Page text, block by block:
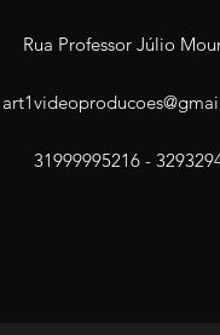
Rua Professor Júlio
31999995216 -